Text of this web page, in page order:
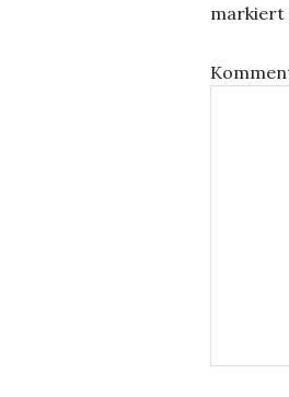
markiert